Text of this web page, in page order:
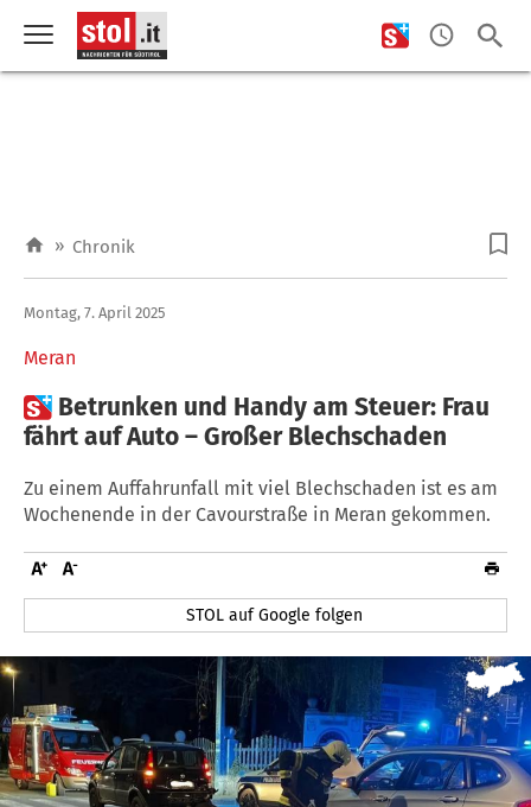
» Chronik
Meran
Montag, 7. April 2025
 Betrunken und Handy am Steuer: Frau
fährt auf Auto – Großer Blechschaden
Zu einem Auffahrunfall mit viel Blechschaden ist es am
Wochenende in der Cavourstraße in Meran gekommen.
STOL auf Google folgen